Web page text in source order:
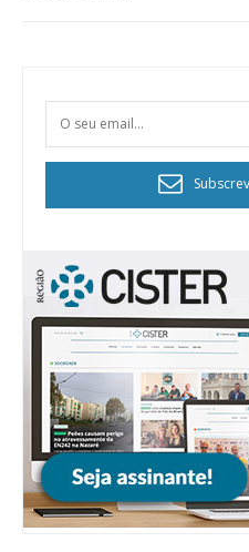
Planos de
Faça-se assinante do Região de